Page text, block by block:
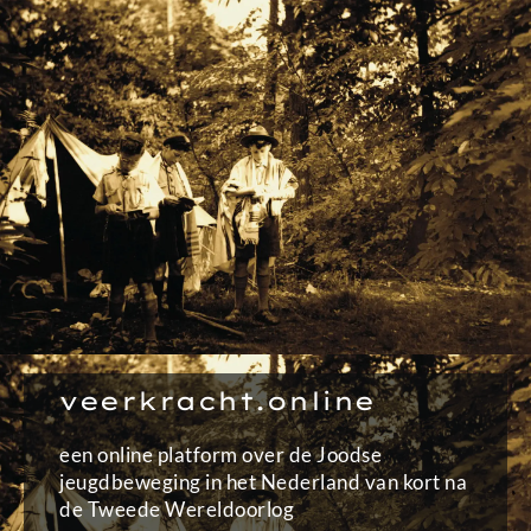
Ga
naar
de
inhoud
veerkracht.online
een online platform over de Joodse
jeugdbeweging in het Nederland van kort na
de Tweede Wereldoorlog